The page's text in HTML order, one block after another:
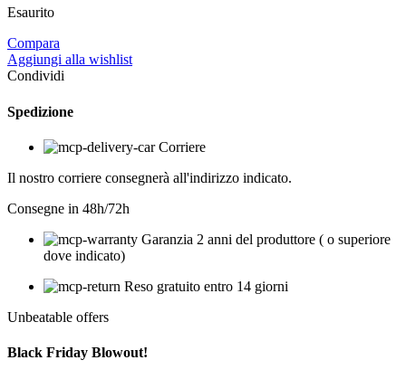
Esaurito
Compara
Aggiungi alla wishlist
Condividi
Spedizione
Corriere
Il nostro corriere consegnerà all'indirizzo indicato.
Consegne in 48h/72h
Garanzia 2 anni del produttore ( o superiore
dove indicato)
Reso gratuito entro 14 giorni
Unbeatable offers
Black Friday Blowout!